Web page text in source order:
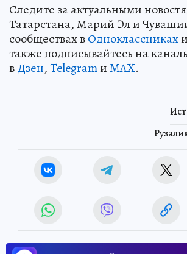
Следите за актуальными
Татарстана, Марий Эл и
сообществах вОдноклассникахи
также подписывайтесь на
вДзен,TelegramиMAX.